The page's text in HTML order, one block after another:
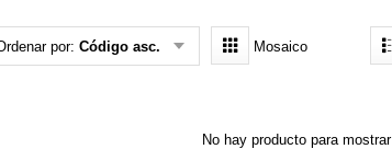
por: Código asc. Mosaico
No hay producto para mostrar